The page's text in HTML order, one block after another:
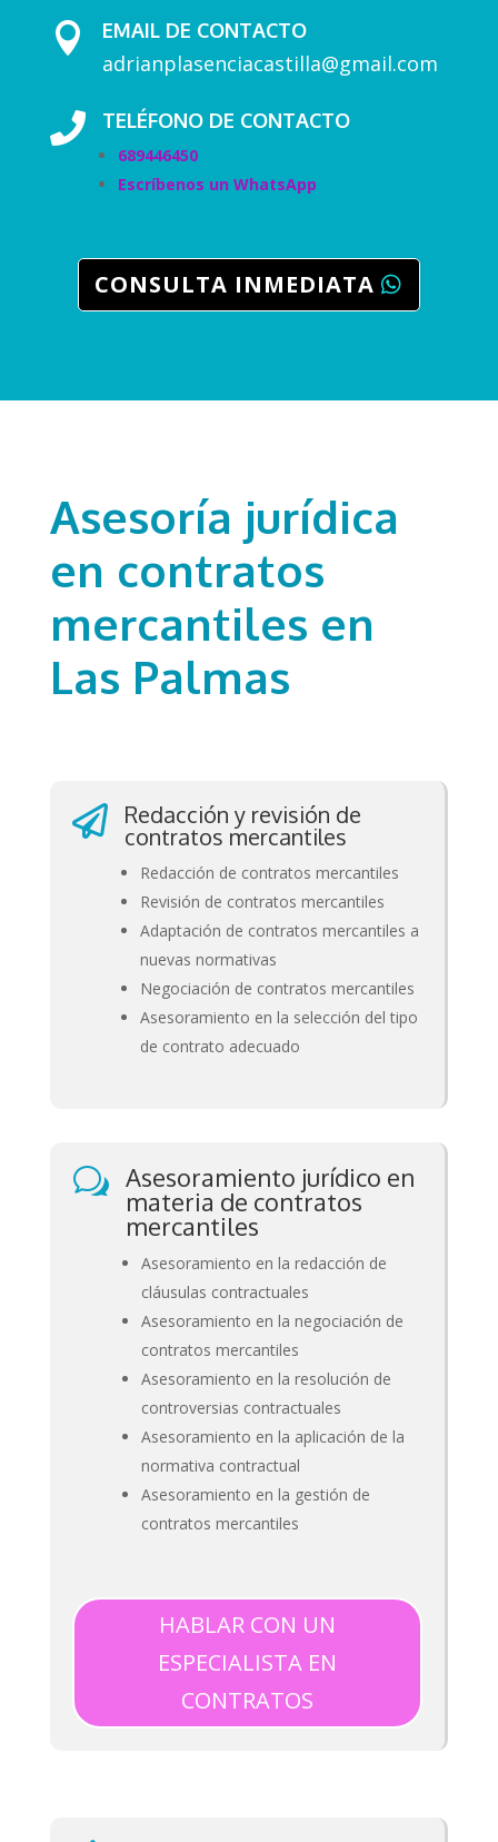
 EMAIL DE CONTACTO
adrianplasenciacastilla@gmail.com
 TELÉFONO DE CONTACTO
689446450
Escríbenos un WhatsApp
CONSULTA INMEDIATA
Asesoría jurídica
en contratos
mercantiles en
Las Palmas
 Redacción y revisión de
contratos mercantiles
Redacción de contratos mercantiles
Revisión de contratos mercantiles
Adaptación de contratos mercantiles a
nuevas normativas
Negociación de contratos mercantiles
Asesoramiento en la selección del tipo
de contrato adecuado
w Asesoramiento jurídico en
materia de contratos
mercantiles
Asesoramiento en la redacción de
cláusulas contractuales
Asesoramiento en la negociación de
contratos mercantiles
Asesoramiento en la resolución de
controversias contractuales
Asesoramiento en la aplicación de la
normativa contractual
Asesoramiento en la gestión de
contratos mercantiles
HABLAR CON UN
ESPECIALISTA EN
CONTRATOS